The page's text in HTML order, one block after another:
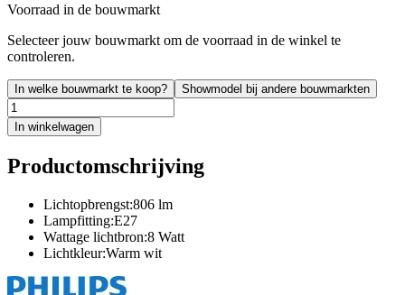
Voorraad in de bouwmarkt
Selecteer jouw bouwmarkt om de voorraad in de winkel te
controleren.
In welke bouwmarkt te koop? Showmodel bij andere bouwmarkten
In winkelwagen
Productomschrijving
Lichtopbrengst:806 lm
Lampfitting:E27
Wattage lichtbron:8 Watt
Lichtkleur:Warm wit